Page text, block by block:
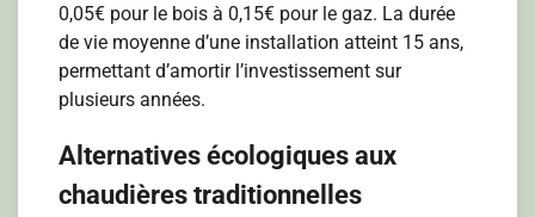
0,05€ pour le bois à 0,15€ pour le gaz. La durée
de vie moyenne d’une installation atteint 15 ans,
permettant d’amortir l’investissement sur
plusieurs années.
Alternatives écologiques aux
chaudières traditionnelles